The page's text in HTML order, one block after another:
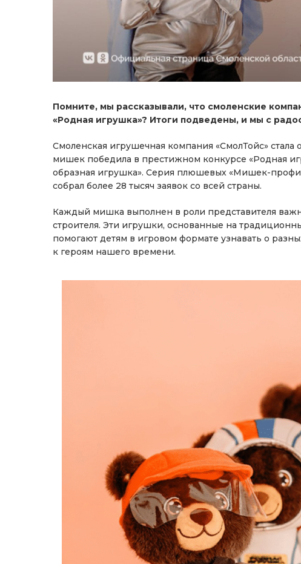
Помните, мы рассказывали, что смоленские
«Родная игрушка»? Итоги подведены, и мы с
Смоленская игрушечная компания «СмолТойс»
мишек победила в престижном конкурсе «Родная
образная игрушка». Серия плюшевых «Мишек-
собрал более 28 тысяч заявок со всей страны.
Каждый мишка выполнен в роли представителя
строителя. Эти игрушки, основанные на
помогают детям в игровом формате узнавать о
к героям нашего времени.